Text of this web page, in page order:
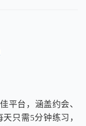
平台，涵盖约会、
只需5分钟练习，